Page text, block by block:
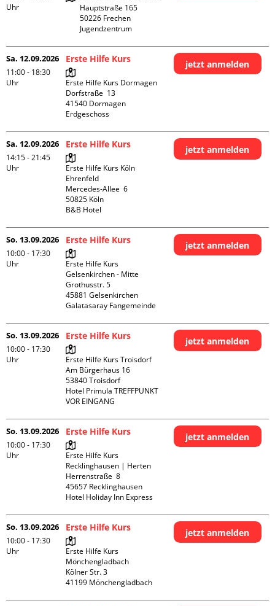
Uhr
Hauptstraße 165
50226 Frechen
Jugendzentrum
Sa. 12.09.2026
11:00 - 18:30
Uhr
Erste Hilfe Kurs
Erste Hilfe Kurs Dormagen
Dorfstraße  13
41540 Dormagen
Erdgeschoss
jetzt anmelden
Sa. 12.09.2026
14:15 - 21:45
Uhr
Erste Hilfe Kurs
Erste Hilfe Kurs Köln
Ehrenfeld
Mercedes-Allee  6
50825 Köln
B&B Hotel
jetzt anmelden
So. 13.09.2026
10:00 - 17:30
Uhr
Erste Hilfe Kurs
Erste Hilfe Kurs
Gelsenkirchen - Mitte
Grothusstr. 5
45881 Gelsenkirchen
Galatasaray Fangemeinde
jetzt anmelden
So. 13.09.2026
10:00 - 17:30
Uhr
Erste Hilfe Kurs
Erste Hilfe Kurs Troisdorf
Am Bürgerhaus 16
53840 Troisdorf
Hotel Primula TREFFPUNKT
VOR EINGANG
jetzt anmelden
So. 13.09.2026
10:00 - 17:30
Uhr
Erste Hilfe Kurs
Erste Hilfe Kurs
Recklinghausen | Herten
Herrenstraße  8
45657 Recklinghausen
Hotel Holiday Inn Express
jetzt anmelden
So. 13.09.2026
10:00 - 17:30
Uhr
Erste Hilfe Kurs
Erste Hilfe Kurs
Mönchengladbach
Kölner Str. 3
jetzt anmelden